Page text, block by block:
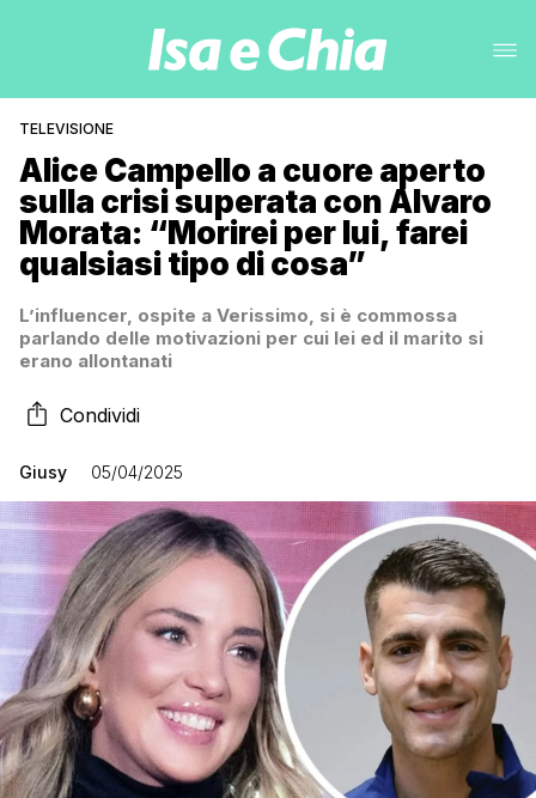
TELEVISIONE
Alice Campello a cuore aperto
sulla crisi superata con Alvaro
Morata: “Morirei per lui, farei
qualsiasi tipo di cosa”
L’influencer, ospite a Verissimo, si è commossa
parlando delle motivazioni per cui lei ed il marito si
erano allontanati
Condividi
Giusy 05/04/2025